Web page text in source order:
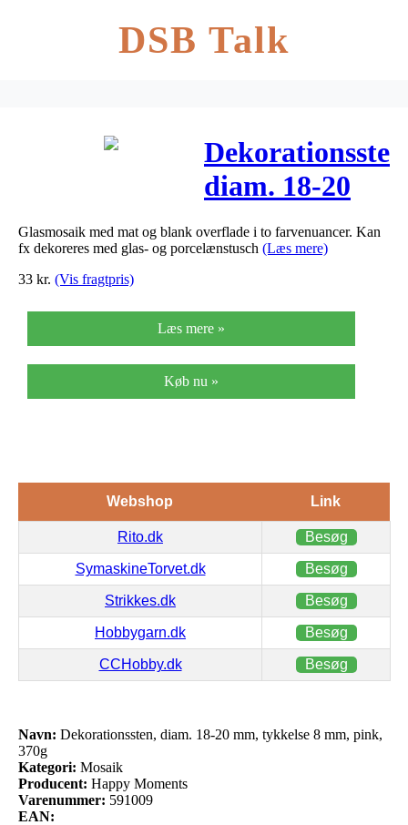
DSB Talk
diam. 18-20
mm, tykkelse
8 mm, pink,
Glasmosaik med mat og blank overflade i to farvenuancer. Kan
fx dekoreres med glas- og porcelænstusch (Læs mere)
33 kr. (Vis fragtpris)
Læs mere »
Køb nu »
Webshop Link
Rito.dk Besøg
SymaskineTorvet.dk Besøg
Strikkes.dk Besøg
Hobbygarn.dk Besøg
CCHobby.dk Besøg
Navn: Dekorationssten, diam. 18-20 mm, tykkelse 8 mm, pink,
370g
Kategori: Mosaik
Producent: Happy Moments
Varenummer: 591009
EAN: